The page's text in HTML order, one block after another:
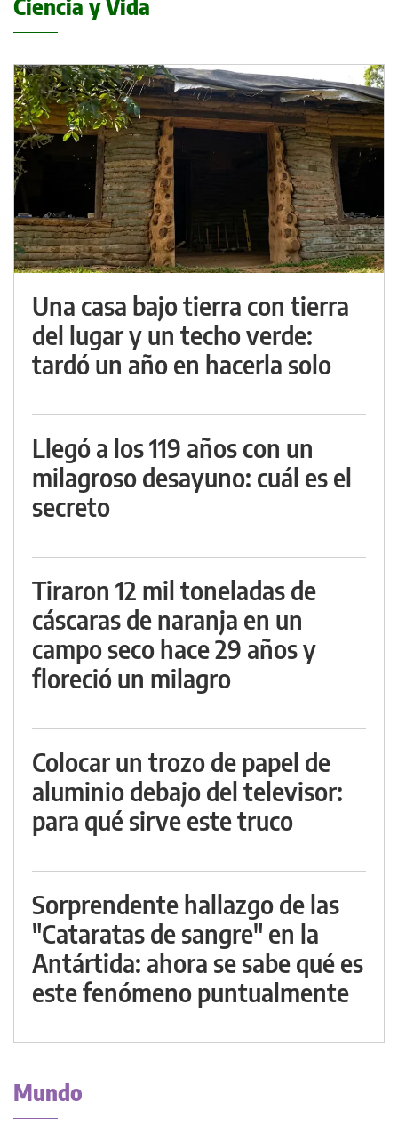
Ciencia y Vida
Una casa bajo tierra con tierra
del lugar y un techo verde:
tardó un año en hacerla solo
Llegó a los 119 años con un
milagroso desayuno: cuál es el
secreto
Tiraron 12 mil toneladas de
cáscaras de naranja en un
campo seco hace 29 años y
floreció un milagro
Colocar un trozo de papel de
aluminio debajo del televisor:
para qué sirve este truco
Sorprendente hallazgo de las
"Cataratas de sangre" en la
Antártida: ahora se sabe qué es
este fenómeno puntualmente
Mundo